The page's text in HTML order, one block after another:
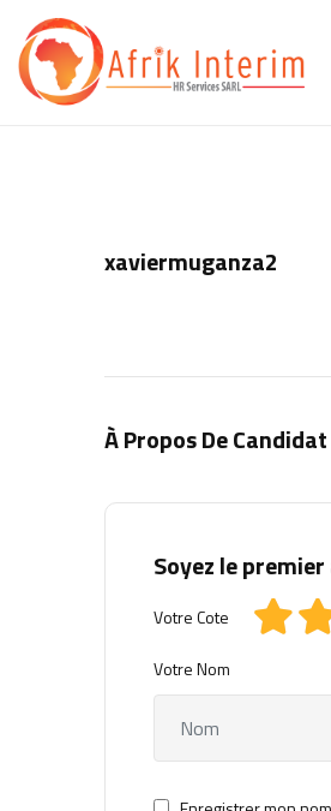
xaviermuganza2
À Propos De Candidat
Soyez le
Votre Cote
Votre Nom